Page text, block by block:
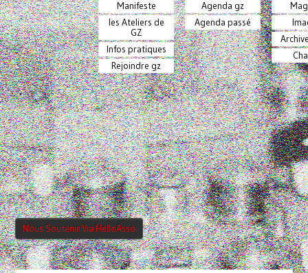
Manifeste
les Ateliers de
GZ
Infos pratiques
Rejoindre gz
Agenda gz
Agenda passé
Nous Soutenir Via HelloAsso